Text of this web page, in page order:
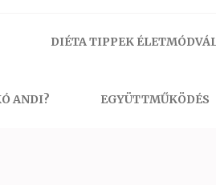
DIÉTA TIPPEK
ANDI? EGYÜTTMŰKÖDÉS